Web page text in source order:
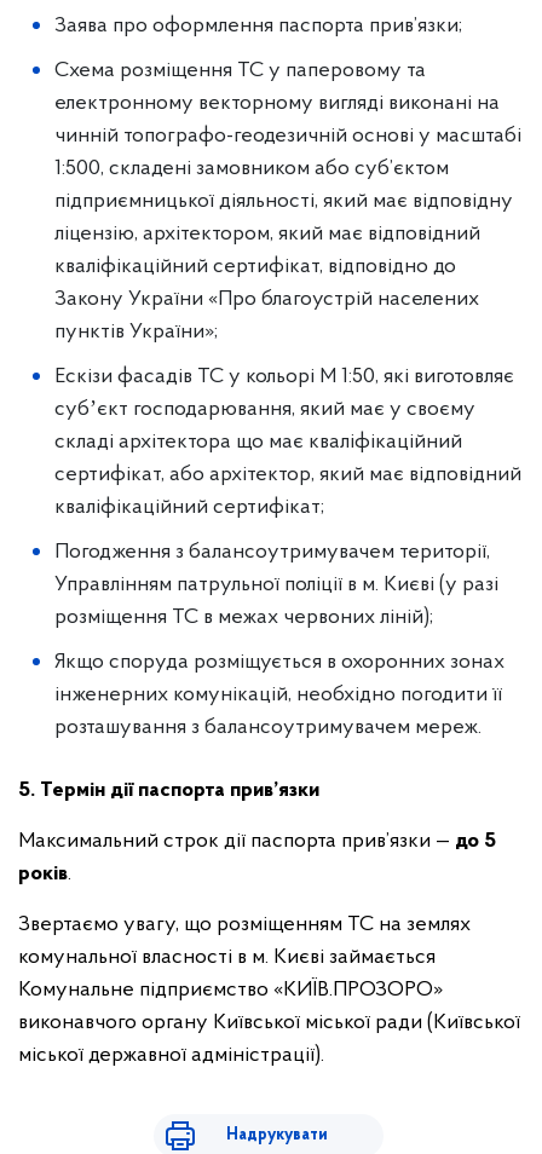
Заява про оформлення паспорта прив’язки;
Схема розміщення ТС у паперовому та
електронному векторному вигляді виконані на
чинній топографо-геодезичній основі у масштабі
1:500, складені замовником або суб’єктом
підприємницької діяльності, який має відповідну
ліцензію, архітектором, який має відповідний
кваліфікаційний сертифікат, відповідно до
Закону України «Про благоустрій населених
пунктів України»;
Ескізи фасадів ТС у кольорі М 1:50, які виготовляє
субʼєкт господарювання, який має у своєму
складі архітектора що має кваліфікаційний
сертифікат, або архітектор, який має відповідний
кваліфікаційний сертифікат;
Погодження з балансоутримувачем території,
Управлінням патрульної поліції в м. Києві (у разі
розміщення ТС в межах червоних ліній);
Якщо споруда розміщується в охоронних зонах
інженерних комунікацій, необхідно погодити її
розташування з балансоутримувачем мереж.
5. Термін дії паспорта прив’язки
Максимальний строк дії паспорта прив’язки — до 5
років.
Звертаємо увагу, що розміщенням ТС на землях
комунальної власності в м. Києві займається
Комунальне підприємство «КИЇВ.ПРОЗОРО»
виконавчого органу Київської міської ради (Київської
міської державної адміністрації).
Надрукувати